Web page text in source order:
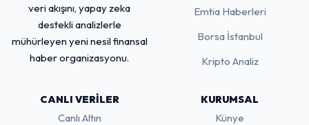
veri akışını, yapay zeka
destekli analizlerle
mühürleyen yeni nesil finansal
haber organizasyonu.
Emtia Haberleri
Borsa İstanbul
Kripto Analiz
CANLI VERILER
Canlı Altın
KURUMSAL
Künye